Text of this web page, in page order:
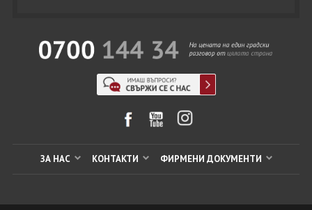
ЗА НАС КОНТАКТИ ФИРМЕНИ ДОКУМЕНТИ